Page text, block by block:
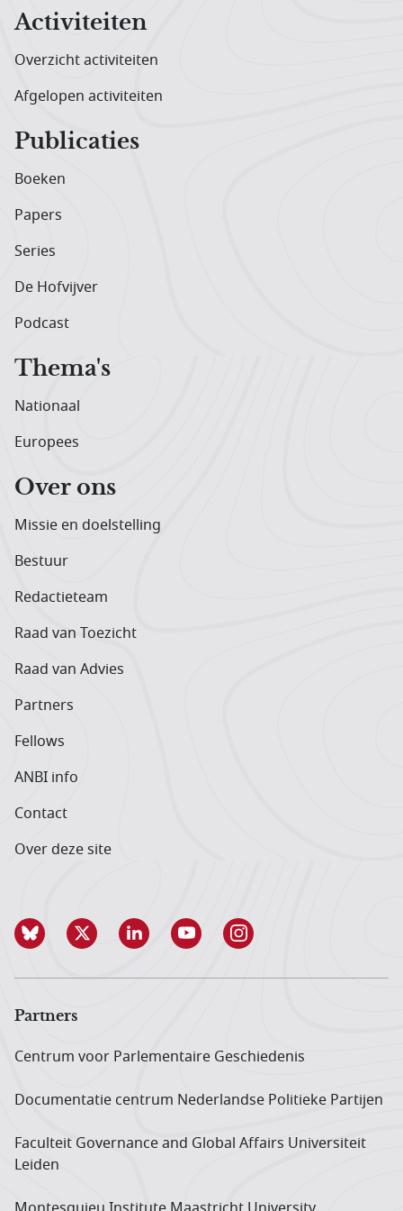
Activiteiten
Overzicht activiteiten
Afgelopen activiteiten
Publicaties
Boeken
Papers
Series
De Hofvijver
Podcast
Thema's
Nationaal
Europees
Over ons
Missie en doelstelling
Bestuur
Redactieteam
Raad van Toezicht
Raad van Advies
Partners
Fellows
ANBI info
Contact
Over deze site
Partners
Centrum voor Parlementaire Geschiedenis
Documentatie centrum Neder­landse Politieke Partijen
Faculteit Governance and Global Affairs Universiteit
Leiden